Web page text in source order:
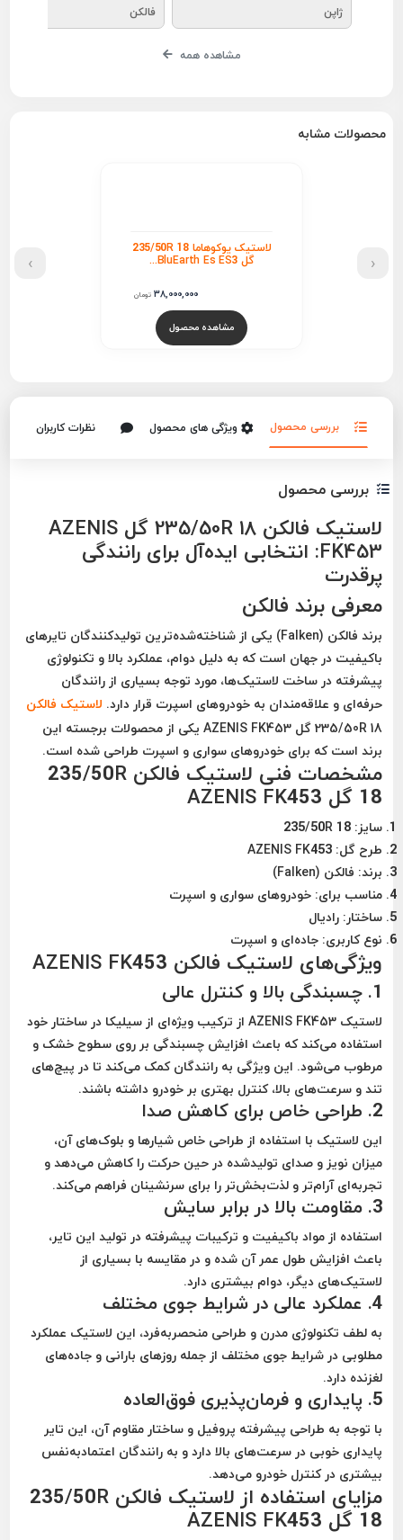
ژاپن فالکن
مشاهده همه
محصولات مشابه
لاستیک یوکوهاما 235/50R 18
گل BluEarth Es ES3...
38,000,000 تومان
مشاهده محصول
‹
›
بررسی محصول ویژگی های محصول نظرات کاربران
بررسی محصول
لاستیک فالکن 235/50R 18 گل AZENIS
FK453: انتخابی ایده‌آل برای رانندگی
پرقدرت
معرفی برند فالکن
برند فالکن (Falken)
یکی از شناخته‌شده‌ترین تولیدکنندگان تایرهای
باکیفیت در جهان است که به دلیل دوام، عملکرد بالا و تکنولوژی
پیشرفته در ساخت لاستیک‌ها، مورد توجه بسیاری از رانندگان
حرفه‌ای و علاقه‌مندان به خودروهای اسپرت قرار دارد. لاستیک فالکن
235/50R 18 گل AZENIS FK453
یکی از محصولات برجسته این
برند است که برای خودروهای سواری و اسپرت طراحی شده است.
مشخصات فنی لاستیک فالکن 235/50R
18 گل AZENIS FK453
سایز: 235/50R 18
طرح گل: AZENIS FK453
برند: فالکن (Falken)
مناسب برای: خودروهای سواری و اسپرت
ساختار: رادیال
نوع کاربری: جاده‌ای و اسپرت
ویژگی‌های لاستیک فالکن AZENIS FK453
1. چسبندگی بالا و کنترل عالی
لاستیکAZENIS FK453 از ترکیب ویژه‌ای از سیلیکا در ساختار خود
استفاده می‌کند که باعث افزایش چسبندگی بر روی سطوح خشک و
مرطوب می‌شود. این ویژگی به رانندگان کمک می‌کند تا در پیچ‌های
تند و سرعت‌های بالا، کنترل بهتری بر خودرو داشته باشند.
2. طراحی خاص برای کاهش صدا
این لاستیک با استفاده از طراحی خاص شیارها و بلوک‌های آن،
میزان نویز و صدای تولیدشده در حین حرکت را کاهش می‌دهد و
تجربه‌ای آرام‌تر و لذت‌بخش‌تر را برای سرنشینان فراهم می‌کند.
3. مقاومت بالا در برابر سایش
استفاده از مواد باکیفیت و ترکیبات پیشرفته در تولید این تایر،
باعث افزایش طول عمر آن شده و در مقایسه با بسیاری از
لاستیک‌های دیگر، دوام بیشتری دارد.
4. عملکرد عالی در شرایط جوی مختلف
به لطف تکنولوژی مدرن و طراحی منحصر‌به‌فرد، این لاستیک عملکرد
مطلوبی در شرایط جوی مختلف از جمله روزهای بارانی و جاده‌های
لغزنده دارد.
5. پایداری و فرمان‌پذیری فوق‌العاده
با توجه به طراحی پیشرفته پروفیل و ساختار مقاوم آن، این تایر
پایداری خوبی در سرعت‌های بالا دارد و به رانندگان اعتمادبه‌نفس
بیشتری در کنترل خودرو می‌دهد.
مزایای استفاده از لاستیک فالکن 235/50R
18 گل AZENIS FK453